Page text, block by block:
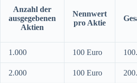
Anzahl der
ausgegebenen
Aktien
Nennwert
pro Aktie
1.000 100 Euro
2.000 100 Euro